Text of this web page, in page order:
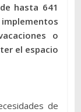
hasta 641
o
el espacio
de